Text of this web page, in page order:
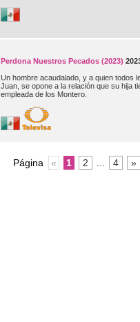
Perdona Nuestros Pecados (2023)
Un hombre acaudalado, y a quien todos
Juan, se opone a la relación que su hija
empleada de los Montero.
Página « 1 2 4 »